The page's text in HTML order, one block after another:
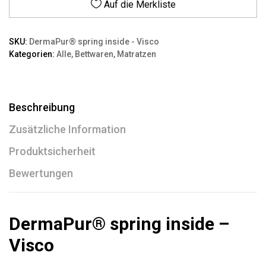
Auf die Merkliste
SKU: DermaPur® spring inside - Visco
Kategorien: Alle, Bettwaren, Matratzen
Beschreibung
Zusätzliche Information
Produktsicherheit
Bewertungen
DermaPur® spring inside –
Visco